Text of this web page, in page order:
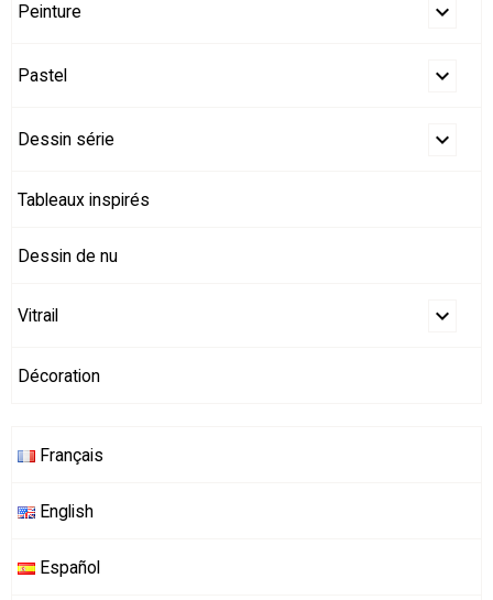
Peinture
Pastel
Dessin série
Tableaux inspirés
Dessin de nu
Vitrail
Décoration
Français
English
Español